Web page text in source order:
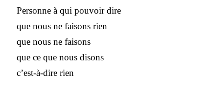
Personne à qui pouvoir dire
que nous ne faisons rien
que nous ne faisons
que ce que nous disons
c’est-à-dire rien